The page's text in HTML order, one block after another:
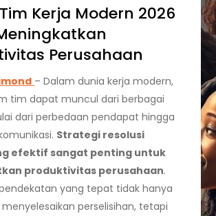
Kerja Modern 2026
Perusahaan
–Dalam dunia kerja modern,
tim dapat muncul dari berbagai
dari perbedaan pendapat hingga
Strategi resolusi
efektif sangat penting untuk
produktivitas perusahaan.
yang tepat tidak hanya
perselisihan, tetapi